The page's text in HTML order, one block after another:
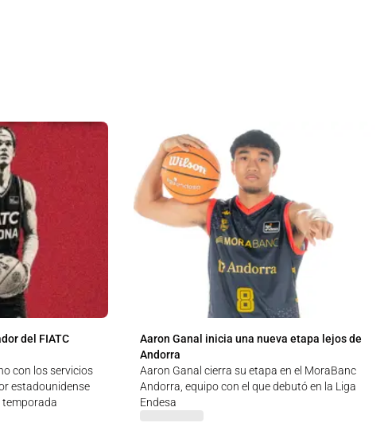
del FIATC
con los servicios
estadounidense
Aaron Ganal inicia una nueva etapa lejos de
Andorra
Aaron Ganal cierra su etapa en el MoraBanc
Andorra, equipo con el que debutó en la Liga
Endesa